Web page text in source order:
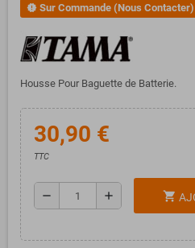
new_releases Sur Commande (Nous Contacter)
Housse Pour Baguette de Batterie.
30,90 €
TTC
remove add shopping_cart